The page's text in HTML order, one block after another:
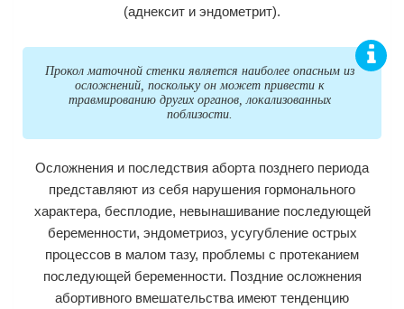
(аднексит и эндометрит).
Прокол маточной стенки является наиболее опасным из
осложнений, поскольку он может привести к
травмированию других органов, локализованных
поблизости.
Осложнения и последствия аборта позднего периода
представляют из себя нарушения гормонального
характера, бесплодие, невынашивание последующей
беременности, эндометриоз, усугубление острых
процессов в малом тазу, проблемы с протеканием
последующей беременности. Поздние осложнения
абортивного вмешательства имеют тенденцию